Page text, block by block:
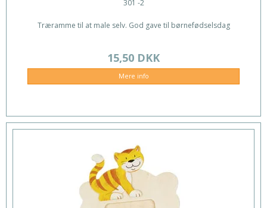
301 -2
Træramme til at male selv. God gave til børnefødselsdag
15,50 DKK
Mere info